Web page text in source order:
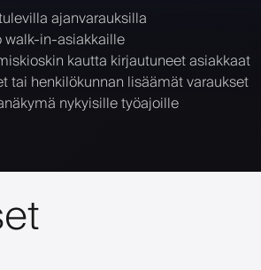
ajanvarauksilla
walk-in-asiakkaille
kautta kirjautuneet asiakkaat
tai henkilökunnan lisäämät varaukset
nykyisille työajoille